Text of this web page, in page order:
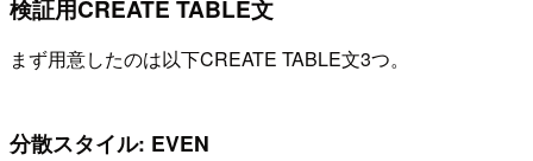
検証用CREATE TABLE文
まず用意したのは以下CREATE TABLE文3つ。
分散スタイル: EVEN